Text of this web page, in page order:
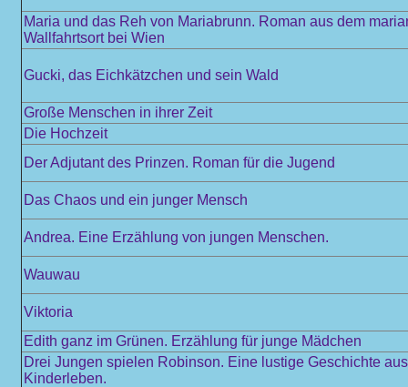
Maria und das Reh von Mariabrunn. Roman aus dem
Wallfahrtsort bei Wien
Gucki, das Eichkätzchen und sein Wald
Große Menschen in ihrer Zeit
Die Hochzeit
Der Adjutant des Prinzen. Roman für die Jugend
Das Chaos und ein junger Mensch
Andrea. Eine Erzählung von jungen Menschen.
Wauwau
Viktoria
Edith ganz im Grünen. Erzählung für junge Mädchen
Drei Jungen spielen Robinson. Eine lustige Geschichte
Kinderleben.